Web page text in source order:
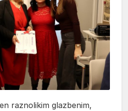
raznolikim glazbenim,